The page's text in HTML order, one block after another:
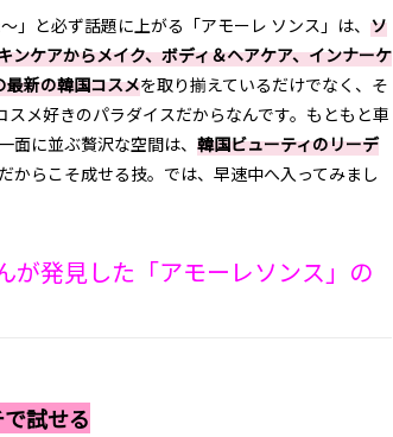
」と必ず話題に上がる「アモーレ ソンス」は、 ソ
ンケアからメイク、ボディ＆ヘアケア、インナーケ
最新の韓国コスメを取り揃えているだけでなく、そ
スメ好きのパラダイスだからなんです。もともと車
に並ぶ贅沢な空間は、 韓国ビューティのリーデ
だからこそ成せる技。では、早速中へ入ってみまし
が発見した「アモーレソンス」の
試せる